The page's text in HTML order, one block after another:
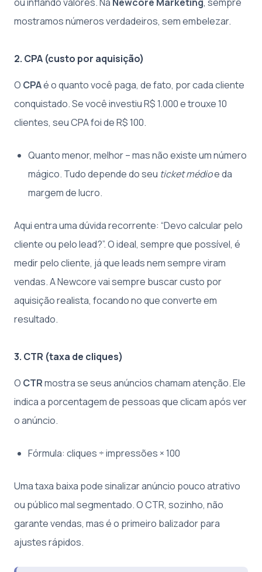
mostramos números verdadeiros, sem embelezar.
2. CPA (custo por aquisição)
O CPAé o quanto você paga, de fato, por cada cliente
conquistado. Se você investiu R$ 1.000 e trouxe 10
clientes, seu CPA foi de R$ 100.
Quanto menor, melhor – mas não existe um número
mágico. Tudo depende do seu ticket médioe da
margem de lucro.
Aqui entra uma dúvida recorrente: “Devo calcular pelo
cliente ou pelo lead?”. O ideal, sempre que possível, é
medir pelo cliente, já que leads nem sempre viram
vendas. A Newcore vai sempre buscar custo por
aquisição realista, focando no que converte em
resultado.
3. CTR (taxa de cliques)
O CTRmostra se seus anúncios chamam atenção. Ele
indica a porcentagem de pessoas que clicam após ver
o anúncio.
Fórmula: cliques ÷ impressões × 100
Uma taxa baixa pode sinalizar anúncio pouco atrativo
ou público mal segmentado. O CTR, sozinho, não
garante vendas, mas é o primeiro balizador para
ajustes rápidos.